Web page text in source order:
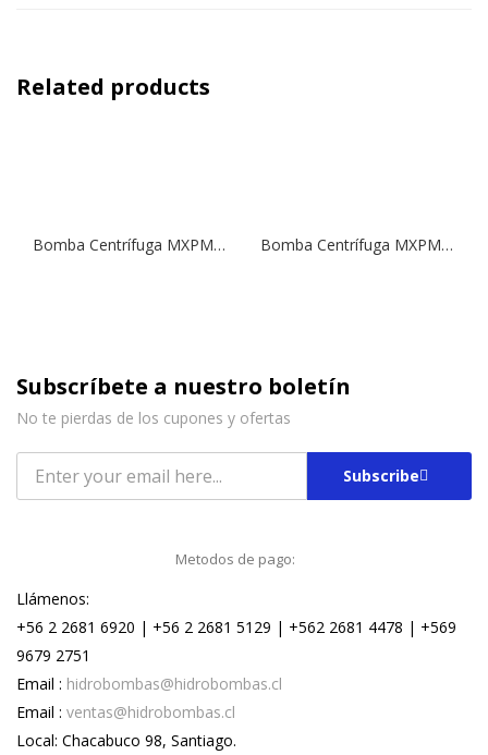
Related products
Bomba Centrífuga MXPM 403 | 0,75 HP | 220 V. Bomba Centrífuga MXPM 404 | 1,0 HP | 220 V.
Subscríbete a nuestro boletín
No te pierdas de los cupones y ofertas
Subscribe
Metodos de pago:
Llámenos:
+56 2 2681 6920 | +56 2 2681 5129 | +562 2681 4478 | +569
9679 2751
Email : hidrobombas@hidrobombas.cl
Email : ventas@hidrobombas.cl
Local: Chacabuco 98, Santiago.